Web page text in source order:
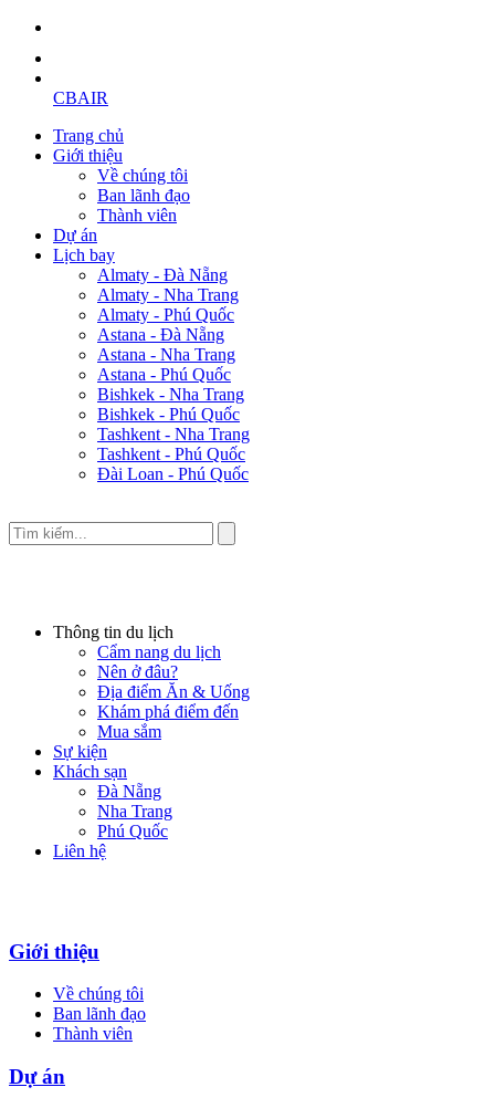
CBAIR
Trang chủ
Giới thiệu
Về chúng tôi
Ban lãnh đạo
Thành viên
Dự án
Lịch bay
Almaty - Đà Nẵng
Almaty - Nha Trang
Almaty - Phú Quốc
Astana - Đà Nẵng
Astana - Nha Trang
Astana - Phú Quốc
Bishkek - Nha Trang
Bishkek - Phú Quốc
Tashkent - Nha Trang
Tashkent - Phú Quốc
Đài Loan - Phú Quốc
Thông tin du lịch
Cẩm nang du lịch
Nên ở đâu?
Địa điểm Ăn & Uống
Khám phá điểm đến
Mua sắm
Sự kiện
Khách sạn
Đà Nẵng
Nha Trang
Phú Quốc
Liên hệ
Giới thiệu
Về chúng tôi
Ban lãnh đạo
Thành viên
Dự án